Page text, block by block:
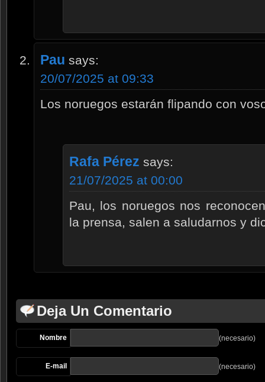
Pau says:
20/07/2025 at 09:33
Los noruegos estarán flipando con
Rafa Pérez says:
21/07/2025 at 00:00
Pau, los noruegos nos
la prensa, salen a saludarnos y
Deja Un Comentario
Nombre (necesario)
E-mail (necesario)